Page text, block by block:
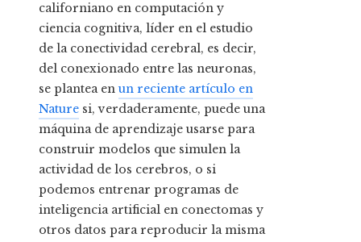
californiano en computación y
ciencia cognitiva, líder en el estudio
de la conectividad cerebral, es decir,
del conexionado entre las neuronas,
se plantea en un reciente artículo en
Nature si, verdaderamente, puede una
máquina de aprendizaje usarse para
construir modelos que simulen la
actividad de los cerebros, o si
podemos entrenar programas de
inteligencia artificial en conectomas y
otros datos para reproducir la misma